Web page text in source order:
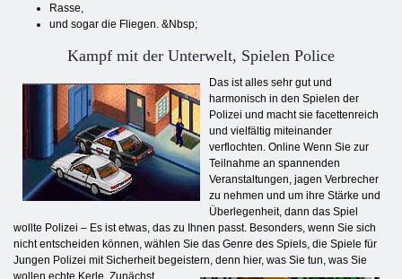
Rasse,
und sogar die Fliegen. &Nbsp;
Kampf mit der Unterwelt, Spielen Police
Das ist alles sehr gut und
harmonisch in den Spielen der
Polizei und macht sie facettenreich
und vielfältig miteinander
verflochten. Online Wenn Sie zur
Teilnahme an spannenden
Veranstaltungen, jagen Verbrecher
zu nehmen und um ihre Stärke und
Überlegenheit, dann das Spiel
wollte Polizei – Es ist etwas, das zu Ihnen passt. Besonders, wenn Sie sich
nicht entscheiden können, wählen Sie das Genre des Spiels, die Spiele für
Jungen Polizei mit Sicherheit begeistern, denn hier, was Sie tun, was Sie